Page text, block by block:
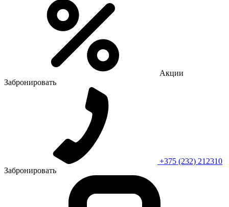
Акции
Забронировать
+375 (232) 212310
Забронировать